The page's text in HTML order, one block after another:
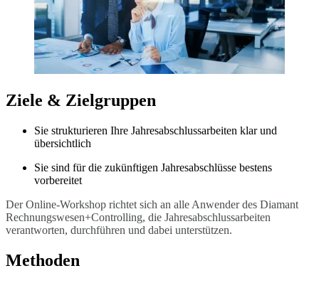
Ziele & Zielgruppen
Sie strukturieren Ihre Jahresabschlussarbeiten klar und
übersichtlich
Sie sind für die zukünftigen Jahresabschlüsse bestens
vorbereitet
Der Online-Workshop richtet sich an alle Anwender des Diamant
Rechnungswesen+Controlling, die Jahresabschlussarbeiten
verantworten, durchführen und dabei unterstützen.
Methoden